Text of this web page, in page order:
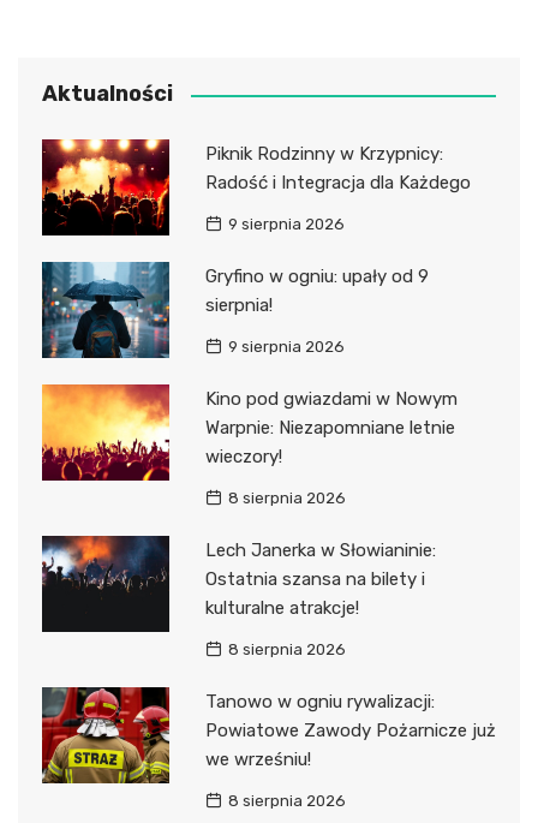
Aktualności
Piknik Rodzinny w Krzypnicy:
Radość i Integracja dla Każdego
9 sierpnia 2026
Gryfino w ogniu: upały od 9
sierpnia!
9 sierpnia 2026
Kino pod gwiazdami w Nowym
Warpnie: Niezapomniane letnie
wieczory!
8 sierpnia 2026
Lech Janerka w Słowianinie:
Ostatnia szansa na bilety i
kulturalne atrakcje!
8 sierpnia 2026
Tanowo w ogniu rywalizacji:
Powiatowe Zawody Pożarnicze już
we wrześniu!
8 sierpnia 2026